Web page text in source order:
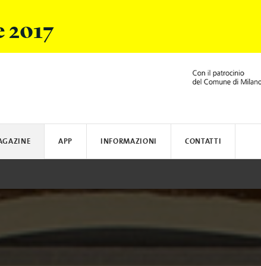
APP INFORMAZIONI CONTATTI